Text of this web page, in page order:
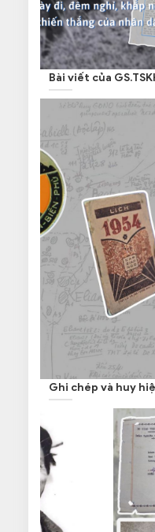
Bài viết của
Ghi chép và huy